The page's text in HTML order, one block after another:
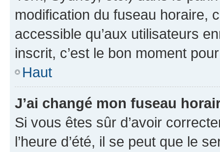
modification du fuseau horaire,
accessible qu’aux utilisateurs
inscrit, c’est le bon moment
Haut
J’ai changé mon fuseau
Si vous êtes sûr d’avoir
l’heure d’été, il se peut que le